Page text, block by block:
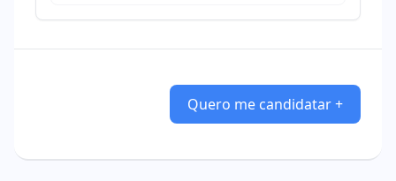
Quero me candidatar +